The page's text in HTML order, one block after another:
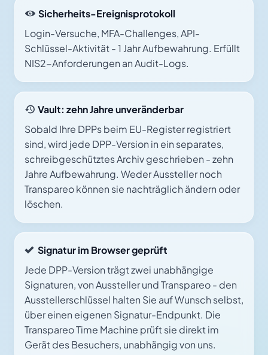
Sicherheits-Ereignisprotokoll
Login-Versuche, MFA-Challenges, API-
Schlüssel-Aktivität - 1 Jahr Aufbewahrung. Erfüllt
NIS2-Anforderungen an Audit-Logs.
Vault: zehn Jahre unveränderbar
Sobald Ihre DPPs beim EU-Register registriert
sind, wird jede DPP-Version in ein separates,
schreibgeschütztes Archiv geschrieben - zehn
Jahre Aufbewahrung. Weder Aussteller noch
Transpareo können sie nachträglich ändern oder
löschen.
Signatur im Browser geprüft
Jede DPP-Version trägt zwei unabhängige
Signaturen, von Aussteller und Transpareo - den
Ausstellerschlüssel halten Sie auf Wunsch selbst,
über einen eigenen Signatur-Endpunkt. Die
Transpareo Time Machine prüft sie direkt im
Gerät des Besuchers, unabhängig von uns.